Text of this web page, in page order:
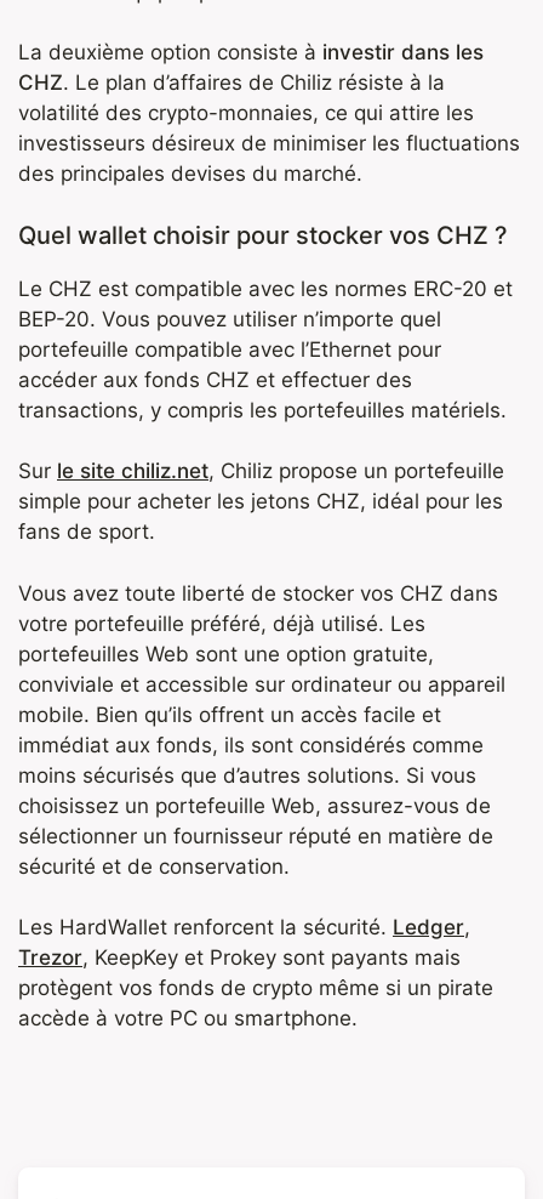
La deuxième option consiste à investir dans les
CHZ. Le plan d’affaires de Chiliz résiste à la
volatilité des crypto-monnaies, ce qui attire les
investisseurs désireux de minimiser les fluctuations
des principales devises du marché.
Quel wallet choisir pour stocker vos CHZ ?
Le CHZ est compatible avec les normes ERC-20 et
BEP-20. Vous pouvez utiliser n’importe quel
portefeuille compatible avec l’Ethernet pour
accéder aux fonds CHZ et effectuer des
transactions, y compris les portefeuilles matériels.
Sur le site chiliz.net, Chiliz propose un portefeuille
simple pour acheter les jetons CHZ, idéal pour les
fans de sport.
Vous avez toute liberté de stocker vos CHZ dans
votre portefeuille préféré, déjà utilisé. Les
portefeuilles Web sont une option gratuite,
conviviale et accessible sur ordinateur ou appareil
mobile. Bien qu’ils offrent un accès facile et
immédiat aux fonds, ils sont considérés comme
moins sécurisés que d’autres solutions. Si vous
choisissez un portefeuille Web, assurez-vous de
sélectionner un fournisseur réputé en matière de
sécurité et de conservation.
Les HardWallet renforcent la sécurité. Ledger,
Trezor, KeepKey et Prokey sont payants mais
protègent vos fonds de crypto même si un pirate
accède à votre PC ou smartphone.